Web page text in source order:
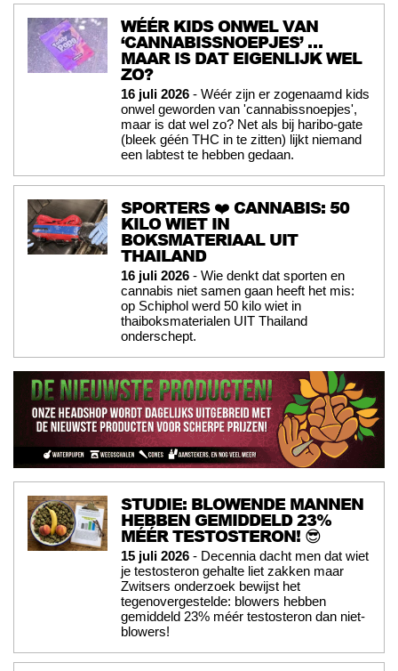
WÉÉR KIDS ONWEL VAN
‘CANNABISSNOEPJES’ …
MAAR IS DAT EIGENLIJK WEL
ZO?
16 juli 2026 - Wéér zijn er zogenaamd kids
onwel geworden van 'cannabissnoepjes',
maar is dat wel zo? Net als bij haribo-gate
(bleek géén THC in te zitten) lijkt niemand
een labtest te hebben gedaan.
SPORTERS ❤️ CANNABIS: 50
KILO WIET IN
BOKSMATERIAAL UIT
THAILAND
16 juli 2026 - Wie denkt dat sporten en
cannabis niet samen gaan heeft het mis:
op Schiphol werd 50 kilo wiet in
thaiboksmaterialen UIT Thailand
onderschept.
STUDIE: BLOWENDE MANNEN
HEBBEN GEMIDDELD 23%
MÉÉR TESTOSTERON! 😎
15 juli 2026 - Decennia dacht men dat wiet
je testosteron gehalte liet zakken maar
Zwitsers onderzoek bewijst het
tegenovergestelde: blowers hebben
gemiddeld 23% méér testosteron dan niet-
blowers!